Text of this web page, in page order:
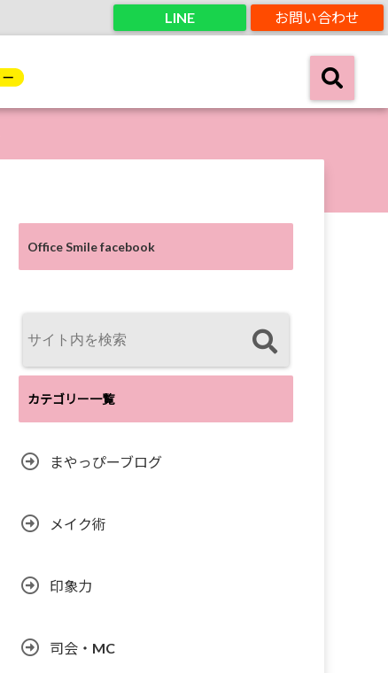
お問い合わせ
LINE
Office Smile facebook
カテゴリー一覧
まやっぴーブログ
メイク術
印象力
司会・MC